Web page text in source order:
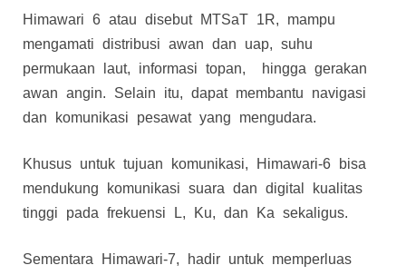
Himawari 6 atau disebut MTSaT 1R, mampu
mengamati distribusi awan dan uap, suhu
permukaan laut, informasi topan, hingga gerakan
awan angin. Selain itu, dapat membantu navigasi
dan komunikasi pesawat yang mengudara.
Khusus untuk tujuan komunikasi, Himawari-6 bisa
mendukung komunikasi suara dan digital kualitas
tinggi pada frekuensi L, Ku, dan Ka sekaligus.
Sementara Himawari-7, hadir untuk memperluas